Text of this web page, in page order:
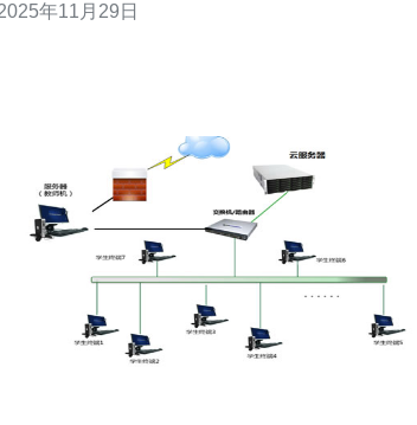
南的服务器商提供的技术支持相对较为专业，能
年11月29日